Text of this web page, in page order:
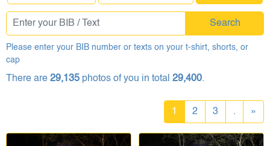
Search
Please enter your BIB number or texts on your t-shirt, shorts, or
cap
There are 29,135 photos of you in total 29,400.
1 2 3 . »